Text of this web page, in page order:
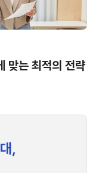
맞는 최적의 전략